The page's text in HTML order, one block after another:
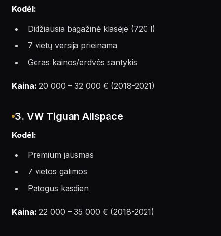
Kodėl:
Didžiausia bagažinė klasėje (720 l)
7 vietų versija prieinama
Geras kainos/erdvės santykis
Kaina: 20 000 – 32 000 € (2018-2021)
3. VW Tiguan Allspace
Kodėl:
Premium jausmas
7 vietos galimos
Patogus kasdien
Kaina: 22 000 – 35 000 € (2018-2021)